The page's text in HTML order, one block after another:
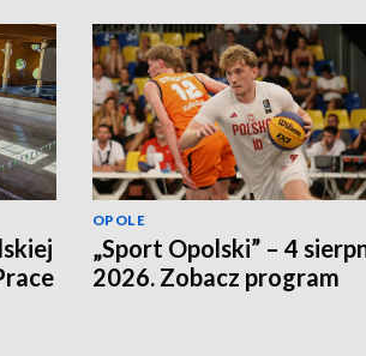
OPOLE
„Sport Opolski” – 4
2026. Zobacz program